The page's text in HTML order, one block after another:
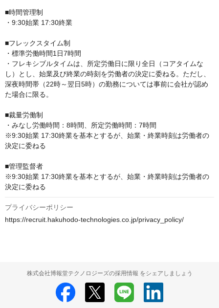
■時間管理制
・9:30始業 17:30終業
■フレックスタイム制
・標準労働時間1日7時間
・フレキシブルタイムは、所定労働日に限り全日（コアタイムな
し）とし、始業及び終業の時刻を労働者の決定に委ねる。ただし、
深夜時間帯（22時～翌日5時）の勤務については事前に会社が認め
た場合に限る。
■裁量労働制
・みなし労働時間：8時間、所定労働時間：7時間
※9:30始業 17:30終業を基本とするが、始業・終業時刻は労働者の
決定に委ねる
■管理監督者
※9:30始業 17:30終業を基本とするが、始業・終業時刻は労働者の
決定に委ねる
プライバシーポリシー
https://recruit.hakuhodo-technologies.co.jp/privacy_policy/
株式会社博報堂テクノロジーズの採用情報 をシェアしましょう